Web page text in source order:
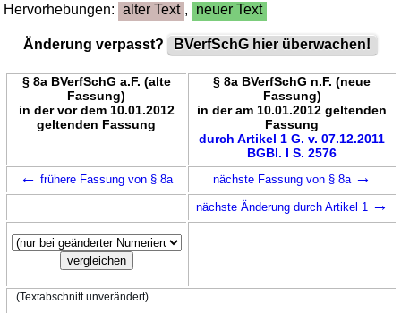
Hervorhebungen: alter Text , neuer Text
Änderung verpasst? BVerfSchG hier überwachen!
§ 8a BVerfSchG a.F. (alte
Fassung)
in der vor dem 10.01.2012
geltenden Fassung
§ 8a BVerfSchG n.F. (neue
Fassung)
in der am 10.01.2012 geltenden
Fassung
durch Artikel 1 G. v. 07.12.2011
BGBl. I S. 2576
← frühere Fassung von § 8a nächste Fassung von § 8a →
nächste Änderung durch Artikel 1 →
(Textabschnitt unverändert)